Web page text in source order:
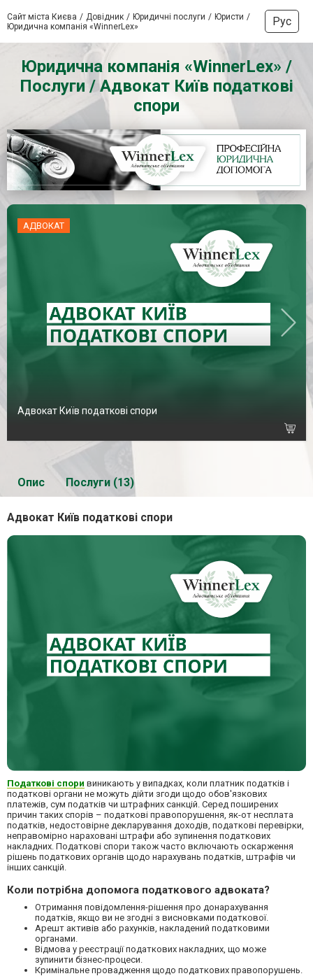
Сайт міста Києва Довідник Юридичні послуги
Юристи
Юридична компанія «WinnerLex»
Рус
Юридична компанія «WinnerLex» /
Послуги / Адвокат Київ податкові
спори
АДВОКАТ
Адвокат Київ податкові спори
Опис Послуги (13)
Адвокат Київ податкові спори
Податкові спори виникають у випадках, коли платник податків і
податкові органи не можуть дійти згоди щодо обов'язкових
платежів, сум податків чи штрафних санкцій. Серед поширених
причин таких спорів – податкові правопорушення, як-от несплата
податків, недостовірне декларування доходів, податкові перевірки,
неправомірно нараховані штрафи або зупинення податкових
накладних. Податкові спори також часто включають оскарження
рішень податкових органів щодо нарахувань податків, штрафів чи
інших санкцій.
Коли потрібна допомога податкового адвоката?
Отримання повідомлення-рішення про донарахування
податків, якщо ви не згодні з висновками податкової.
Арешт активів або рахунків, накладений податковими
органами.
Відмова у реєстрації податкових накладних , що може
зупинити бізнес-процеси.
Кримінальне провадження щодо податкових правопорушень.